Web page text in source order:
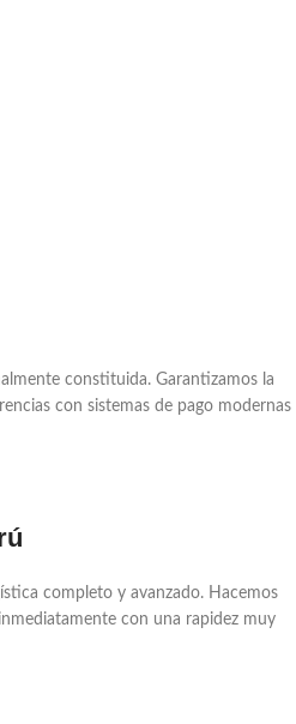
constituida. Garantizamos la
con sistemas de pago modernas
completo y avanzado. Hacemos
con una rapidez muy